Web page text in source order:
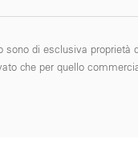
di esclusiva
che per quello